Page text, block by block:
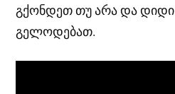
გქონდეთ თუ არა და დიდი
გელოდებათ.